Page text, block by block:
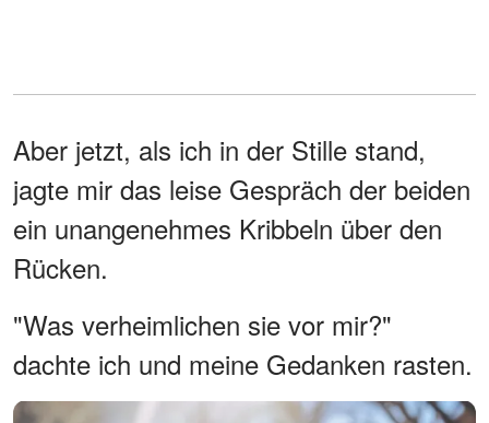
Aber jetzt, als ich in der Stille stand,
jagte mir das leise Gespräch der beiden
ein unangenehmes Kribbeln über den
Rücken.
"Was verheimlichen sie vor mir?"
dachte ich und meine Gedanken rasten.